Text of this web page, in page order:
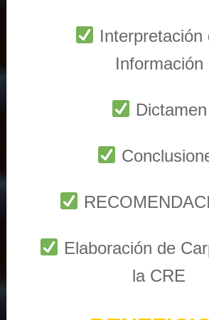
Interpretación
Información
Dictamen
Elaboración de
la CRE